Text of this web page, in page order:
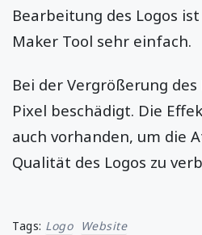
Bearbeitung des Logos
Maker Tool sehr einfach.
Bei der Vergrößerung
Pixel beschädigt. Die
auch vorhanden, um die
Qualität des Logos zu
Tags: Logo Website